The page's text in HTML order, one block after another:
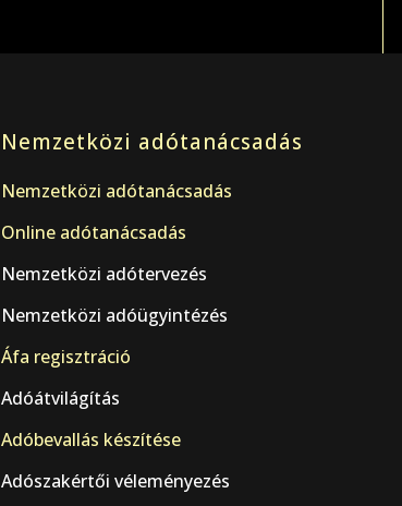
Nemzetközi adótanácsadás
Nemzetközi adótanácsadás
Online adótanácsadás
Nemzetközi adótervezés
Nemzetközi adóügyintézés
Áfa regisztráció
Adóátvilágítás
Adóbevallás készítése
Adószakértői véleményezés